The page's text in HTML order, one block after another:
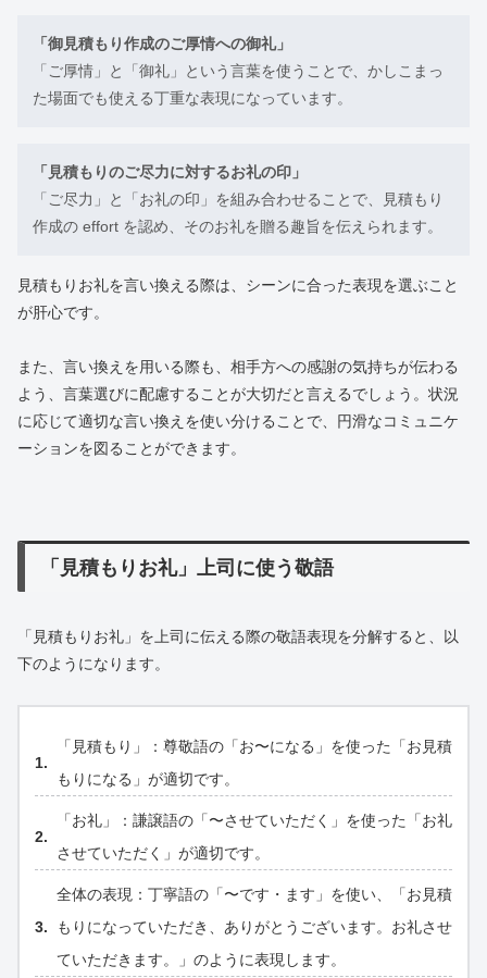
「御見積もり作成のご厚情への御礼」
「ご厚情」と「御礼」という言葉を使うことで、かしこまっ
た場面でも使える丁重な表現になっています。
「見積もりのご尽力に対するお礼の印」
「ご尽力」と「お礼の印」を組み合わせることで、見積もり
作成の effort を認め、そのお礼を贈る趣旨を伝えられます。
見積もりお礼を言い換える際は、シーンに合った表現を選ぶこと
が肝心です。
また、言い換えを用いる際も、相手方への感謝の気持ちが伝わる
よう、言葉選びに配慮することが大切だと言えるでしょう。状況
に応じて適切な言い換えを使い分けることで、円滑なコミュニケ
ーションを図ることができます。
「見積もりお礼」上司に使う敬語
「見積もりお礼」を上司に伝える際の敬語表現を分解すると、以
下のようになります。
「見積もり」：尊敬語の「お〜になる」を使った「お見積
もりになる」が適切です。
「お礼」：謙譲語の「〜させていただく」を使った「お礼
させていただく」が適切です。
全体の表現：丁寧語の「〜です・ます」を使い、「お見積
もりになっていただき、ありがとうございます。お礼させ
ていただきます。」のように表現します。